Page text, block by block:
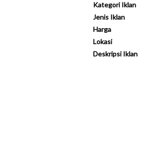
Kategori Iklan
Jenis Iklan
Harga
Lokasi
Deskripsi Iklan